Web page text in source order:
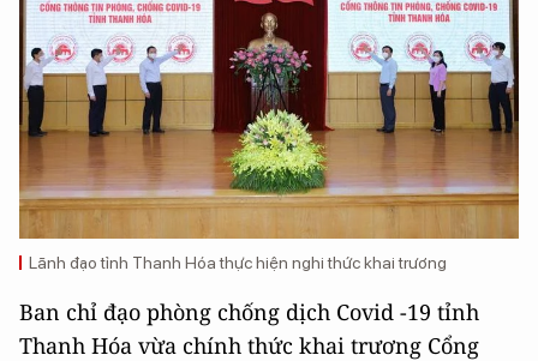
Lãnh đạo tỉnh Thanh Hóa thực hiện nghi thức khai trương
Ban chỉ đạo phòng chống dịch Covid -19 tỉnh
Thanh Hóa vừa chính thức khai trương Cổng